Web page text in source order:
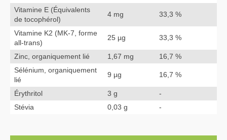
Vitamine E (Équivalents
de tocophérol)
4 mg 33,3 %
Vitamine K2 (MK-7, forme
all-trans)
25 µg 33,3 %
Zinc, organiquement lié 1,67 mg
16,7 %
Sélénium, organiquement
lié
9 µg 16,7 %
Érythritol 3 g
-
Stévia
0,03 g -